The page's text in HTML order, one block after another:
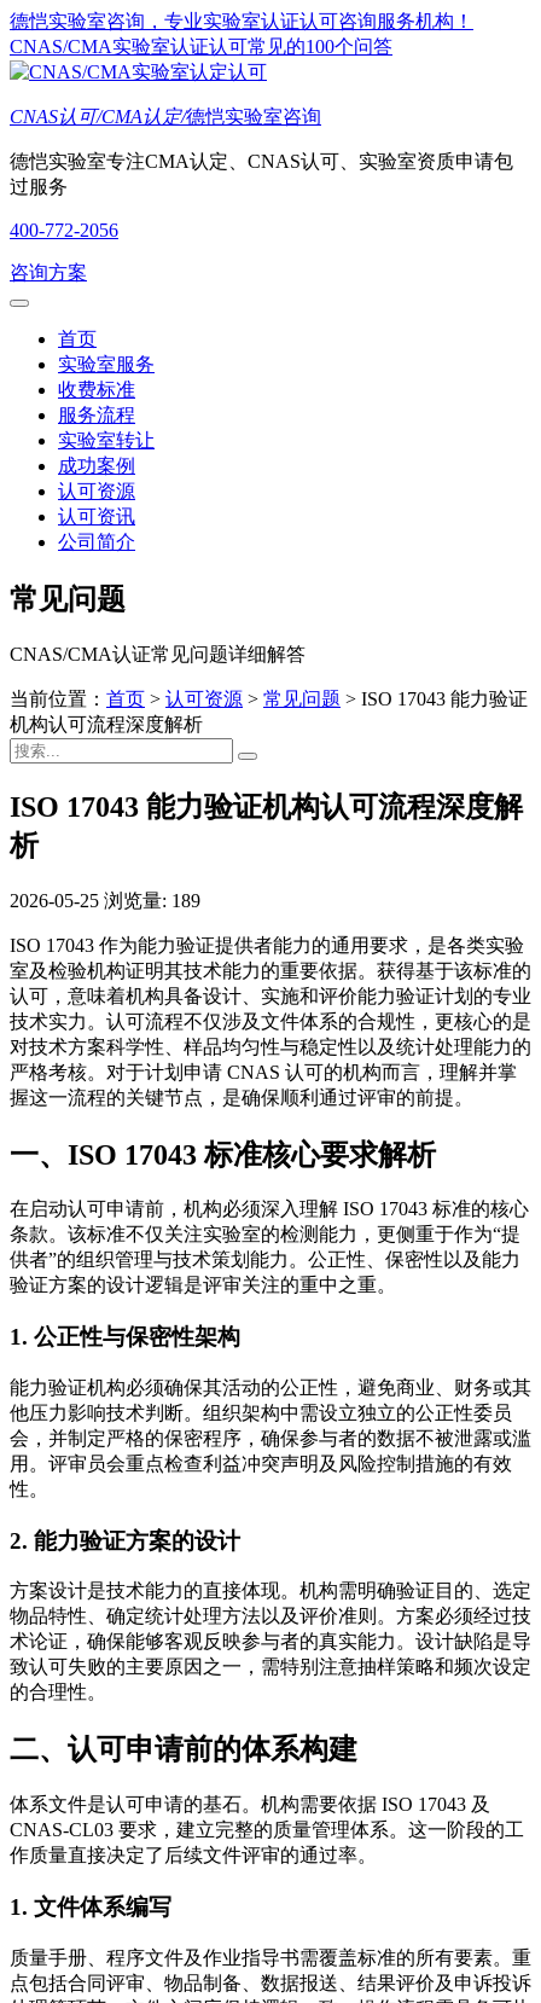
德恺实验室咨询，专业实验室认证认可咨询服务机构！
CNAS/CMA实验室认证认可常见的100个问答
CNAS认可/CMA认定/德恺实验室咨询
德恺实验室专注CMA认定、CNAS认可、实验室资质申请包
过服务
400-772-2056
咨询方案
首页
实验室服务
收费标准
服务流程
实验室转让
成功案例
认可资源
认可资讯
公司简介
常见问题
CNAS/CMA认证常见问题详细解答
当前位置： 首页 > 认可资源 > 常见问题 > ISO 17043 能力验证
机构认可流程深度解析
ISO 17043 能力验证机构认可流程深度解
析
2026-05-25 浏览量: 189
ISO 17043 作为能力验证提供者能力的通用要求，是各类实验
室及检验机构证明其技术能力的重要依据。获得基于该标准的
认可，意味着机构具备设计、实施和评价能力验证计划的专业
技术实力。认可流程不仅涉及文件体系的合规性，更核心的是
对技术方案科学性、样品均匀性与稳定性以及统计处理能力的
严格考核。对于计划申请 CNAS 认可的机构而言，理解并掌
握这一流程的关键节点，是确保顺利通过评审的前提。
一、ISO 17043 标准核心要求解析
在启动认可申请前，机构必须深入理解 ISO 17043 标准的核心
条款。该标准不仅关注实验室的检测能力，更侧重于作为“提
供者”的组织管理与技术策划能力。公正性、保密性以及能力
验证方案的设计逻辑是评审关注的重中之重。
1. 公正性与保密性架构
能力验证机构必须确保其活动的公正性，避免商业、财务或其
他压力影响技术判断。组织架构中需设立独立的公正性委员
会，并制定严格的保密程序，确保参与者的数据不被泄露或滥
用。评审员会重点检查利益冲突声明及风险控制措施的有效
性。
2. 能力验证方案的设计
方案设计是技术能力的直接体现。机构需明确验证目的、选定
物品特性、确定统计处理方法以及评价准则。方案必须经过技
术论证，确保能够客观反映参与者的真实能力。设计缺陷是导
致认可失败的主要原因之一，需特别注意抽样策略和频次设定
的合理性。
二、认可申请前的体系构建
体系文件是认可申请的基石。机构需要依据 ISO 17043 及
CNAS-CL03 要求，建立完整的质量管理体系。这一阶段的工
作质量直接决定了后续文件评审的通过率。
1. 文件体系编写
质量手册、程序文件及作业指导书需覆盖标准的所有要素。重
点包括合同评审、物品制备、数据报送、结果评价及申诉投诉